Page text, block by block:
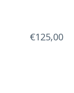
€125,00